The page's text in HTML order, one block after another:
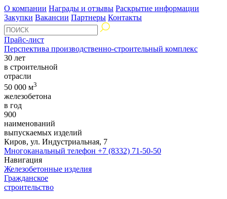
О компании Награды и отзывы Раскрытие информации
Закупки Вакансии Партнеры Контакты
Прайс-лист
Перспектива производственно-строительный комплекс
30 лет
в строительной
отрасли
50 000 м3
железобетона
в год
900
наименований
выпускаемых изделий
Киров, ул. Индустриальная, 7
Многоканальный телефон +7 (8332) 71-50-50
Навигация
Железобетонные изделия
Гражданское
строительство